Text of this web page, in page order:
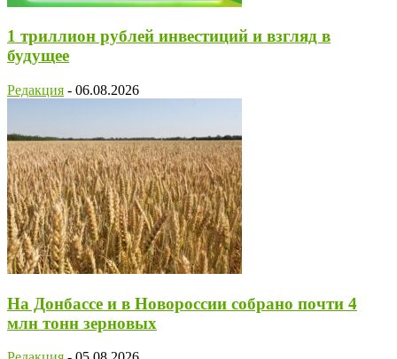
1 триллион рублей инвестиций и взгляд в
будущее
Редакция - 06.08.2026
На Донбассе и в Новороссии собрано почти 4
млн тонн зерновых